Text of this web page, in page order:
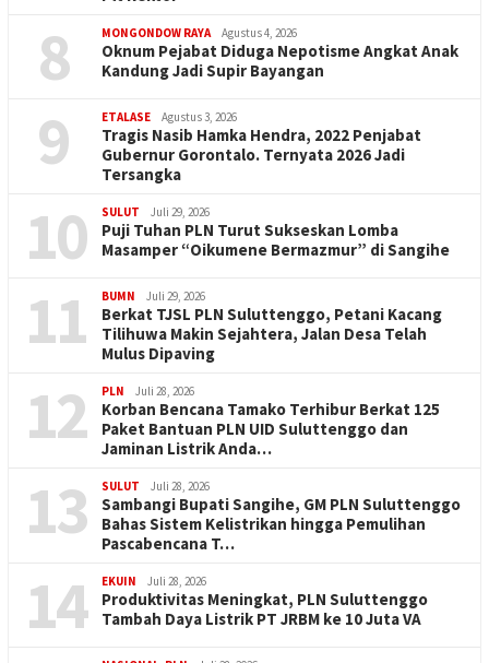
8 MONGONDOW RAYA Agustus 4, 2026
Oknum Pejabat Diduga Nepotisme Angkat Anak
Kandung Jadi Supir Bayangan
9 ETALASE Agustus 3, 2026
Tragis Nasib Hamka Hendra, 2022 Penjabat
Gubernur Gorontalo. Ternyata 2026 Jadi
Tersangka
10 SULUT Juli 29, 2026
Puji Tuhan PLN Turut Sukseskan Lomba
Masamper “Oikumene Bermazmur” di Sangihe
11 BUMN Juli 29, 2026
Berkat TJSL PLN Suluttenggo, Petani Kacang
Tilihuwa Makin Sejahtera, Jalan Desa Telah
Mulus Dipaving
12 PLN Juli 28, 2026
Korban Bencana Tamako Terhibur Berkat 125
Paket Bantuan PLN UID Suluttenggo dan
Jaminan Listrik Anda…
13 SULUT Juli 28, 2026
Sambangi Bupati Sangihe, GM PLN Suluttenggo
Bahas Sistem Kelistrikan hingga Pemulihan
Pascabencana T…
14 EKUIN Juli 28, 2026
Produktivitas Meningkat, PLN Suluttenggo
Tambah Daya Listrik PT JRBM ke 10 Juta VA